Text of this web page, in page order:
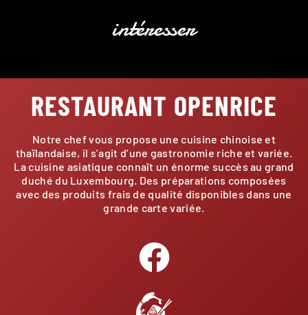
intéresser
RESTAURANT OPENRICE
Notre chef vous propose une cuisine chinoise et
thaïlandaise, il s’agit d’une gastronomie riche et variée.
La cuisine asiatique connaît un énorme succès au grand
duché du Luxembourg. Des préparations composées
avec des produits frais de qualité disponibles dans une
grande carte variée.